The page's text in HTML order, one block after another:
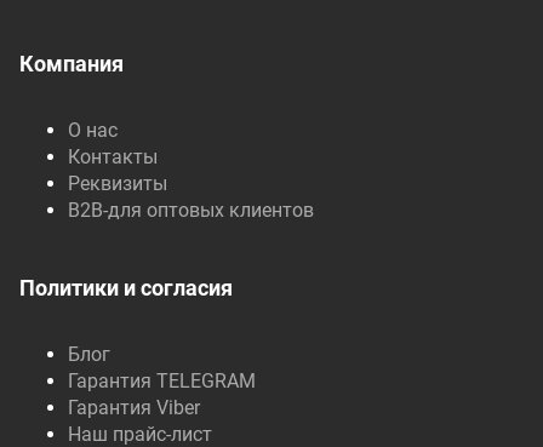
Компания
О нас
Контакты
Реквизиты
B2B-для оптовых клиентов
Политики и согласия
Блог
Гарантия TELEGRAM
Гарантия Viber
Наш прайс-лист